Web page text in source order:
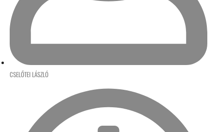
CSELŐTEI LÁSZLÓ